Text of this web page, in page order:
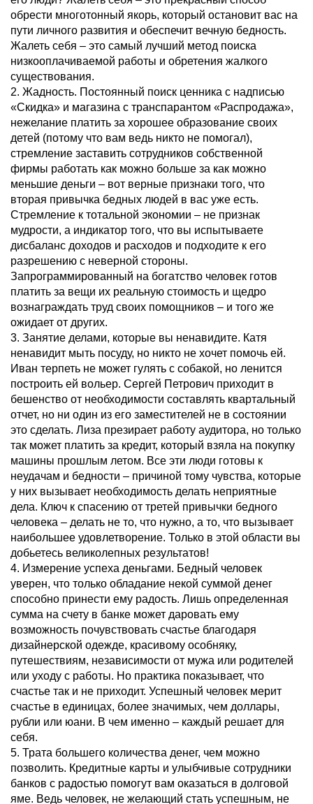
обрести многотонный якорь, который остановит вас на
пути личного развития и обеспечит вечную бедность.
Жалеть себя – это самый лучший метод поиска
низкооплачиваемой работы и обретения жалкого
существования.
2. Жадность. Постоянный поиск ценника с надписью
«Скидка» и магазина с транспарантом «Распродажа»,
нежелание платить за хорошее образование своих
детей (потому что вам ведь никто не помогал),
стремление заставить сотрудников собственной
фирмы работать как можно больше за как можно
меньшие деньги – вот верные признаки того, что
вторая привычка бедных людей в вас уже есть.
Стремление к тотальной экономии – не признак
мудрости, а индикатор того, что вы испытываете
дисбаланс доходов и расходов и подходите к его
разрешению с неверной стороны.
Запрограммированный на богатство человек готов
платить за вещи их реальную стоимость и щедро
вознаграждать труд своих помощников – и того же
ожидает от других.
3. Занятие делами, которые вы ненавидите. Катя
ненавидит мыть посуду, но никто не хочет помочь ей.
Иван терпеть не может гулять с собакой, но ленится
построить ей вольер. Сергей Петрович приходит в
бешенство от необходимости составлять квартальный
отчет, но ни один из его заместителей не в состоянии
это сделать. Лиза презирает работу аудитора, но только
так может платить за кредит, который взяла на покупку
машины прошлым летом. Все эти люди готовы к
неудачам и бедности – причиной тому чувства, которые
у них вызывает необходимость делать неприятные
дела. Ключ к спасению от третей привычки бедного
человека – делать не то, что нужно, а то, что вызывает
наибольшее удовлетворение. Только в этой области вы
добьетесь великолепных результатов!
4. Измерение успеха деньгами. Бедный человек
уверен, что только обладание некой суммой денег
способно принести ему радость. Лишь определенная
сумма на счету в банке может даровать ему
возможность почувствовать счастье благодаря
дизайнерской одежде, красивому особняку,
путешествиям, независимости от мужа или родителей
или уходу с работы. Но практика показывает, что
счастье так и не приходит. Успешный человек мерит
счастье в единицах, более значимых, чем доллары,
рубли или юани. В чем именно – каждый решает для
себя.
5. Трата большего количества денег, чем можно
позволить. Кредитные карты и улыбчивые сотрудники
банков с радостью помогут вам оказаться в долговой
яме. Ведь человек, не желающий стать успешным, не